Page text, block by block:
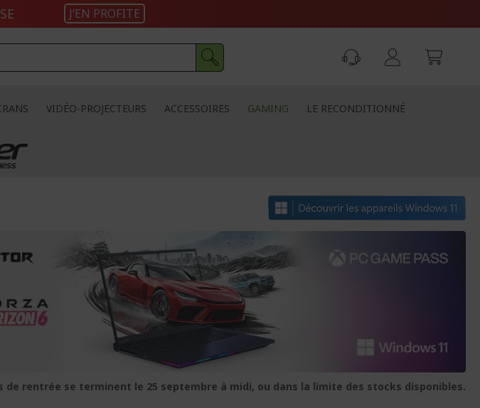
J’EN PROFITE
VIDÉO-PROJECTEURS ACCESSOIRES GAMING LE RECONDITIONNÉ
de rentrée se terminent le 25 septembre à midi, ou dans la limite des stocks disponibles.